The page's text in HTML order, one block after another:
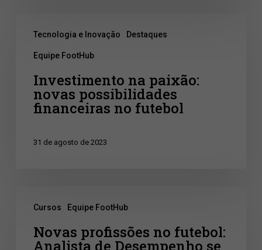
Barcelona
Tecnologia e Inovação Destaques
Equipe FootHub
paixão:
novas
possibilidades
financeiras
Investimento na paixão:
novas possibilidades
financeiras no futebol
31 de agosto de 2023
Cursos Equipe FootHub
profissões
Novas profissões no futebol:
Analista de Desempenho se